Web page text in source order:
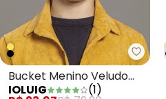
Bucket Menino Veludo
Cotelê Amarelo
IOLUIG (1)